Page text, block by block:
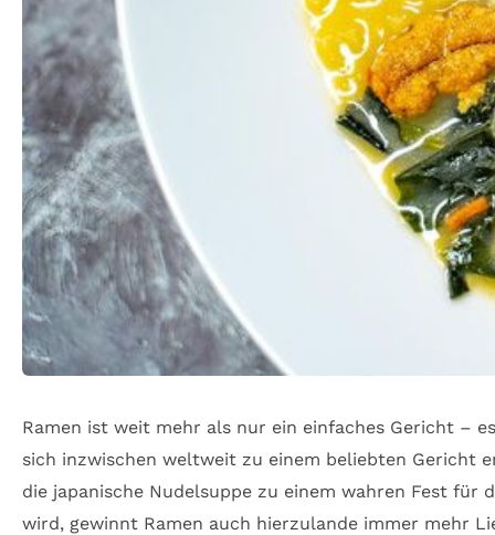
Ramen ist weit mehr als nur ein einfaches Gericht –
sich inzwischen weltweit zu einem beliebten Gericht
die japanische Nudelsuppe zu einem wahren Fest für
wird, gewinnt Ramen auch hierzulande immer mehr